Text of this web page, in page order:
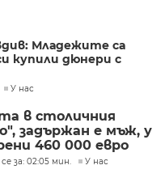
Младежите са
купили дюнери с
У нас
в столичния
задържан е мъж, у
460 000 евро
за: 02:05 мин. У нас